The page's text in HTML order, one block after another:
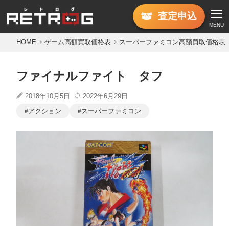
査定申込
MENU
HOME ゲーム高額買取価格表 スーパーファミコン高額買取価格表
ファイナルファイト タフ
2018年10月5日
2022年6月29日
アクション
スーパーファミコン